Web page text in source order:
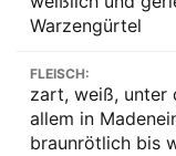
Warzengürtel
FLEISCH:
zart, weiß, unter
allem in
braunrötlich bis